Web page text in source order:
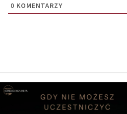
0 KOMENTARZY